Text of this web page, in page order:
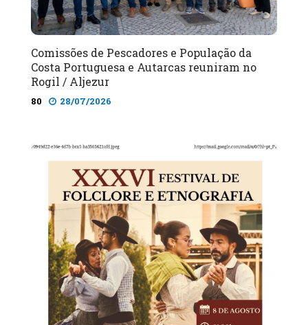
Comissões de Pescadores e População da
Costa Portuguesa e Autarcas reuniram no
Rogil / Aljezur
80 28/07/2026